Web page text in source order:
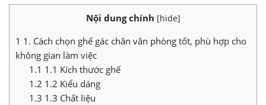
Nội dung chính [hide]
1 1. Cách chọn ghế gác chân văn phòng tốt, phù hợp cho
không gian làm việc
1.1 1.1 Kích thước ghế
1.2 1.2 Kiểu dáng
1.3 1.3 Chất liệu